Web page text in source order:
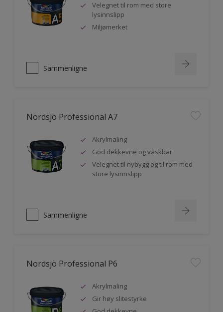
Velegnet til rom med store
lysinnslipp
Miljømerket
Sammenligne
Nordsjö Professional A7
Akrylmaling
God dekkevne og vaskbar
Velegnet til nybygg og til rom med
store lysinnslipp
Sammenligne
Nordsjö Professional P6
Akrylmaling
Gir høy slitestyrke